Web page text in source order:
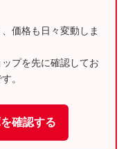
価格も日々変動しま
プを先に確認してお
。
確認する